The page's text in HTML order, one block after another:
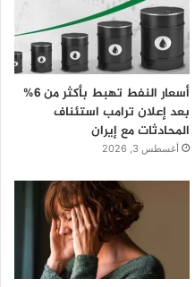
أسعار النفط تهبط بأكثر من 6%
بعد إعلان ترامب استئناف
المحادثات مع إيران
أغسطس 3, 2026